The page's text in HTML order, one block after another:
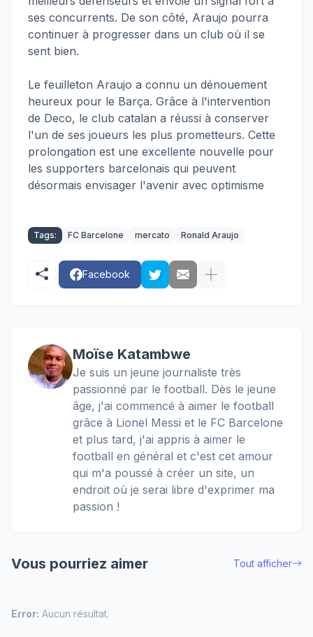
ses concurrents. De son côté, Araujo pourra
continuer à progresser dans un club où il se
sent bien.
Le feuilleton Araujo a connu un dénouement
heureux pour le Barça. Grâce à l'intervention
de Deco, le club catalan a réussi à conserver
l'un de ses joueurs les plus prometteurs. Cette
prolongation est une excellente nouvelle pour
les supporters barcelonais qui peuvent
désormais envisager l'avenir avec optimisme
Tags: FC Barcelone mercato Ronald Araujo
Facebook
Moïse Katambwe
Je suis un jeune journaliste très
passionné par le football. Dès le jeune
âge, j'ai commencé à aimer le football
grâce à Lionel Messi et le FC Barcelone
et plus tard, j'ai appris à aimer le
football en général et c'est cet amour
qui m'a poussé à créer un site, un
endroit où je serai libre d'exprimer ma
passion !
Vous pourriez aimer Tout afficher
Error: Aucun résultat.